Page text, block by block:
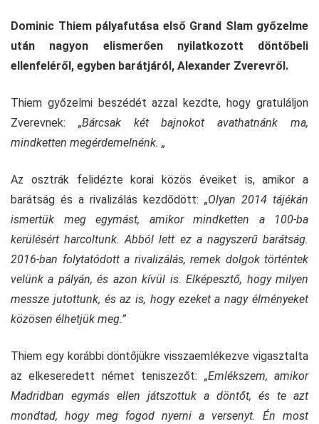
Dominic Thiem pályafutása első Grand Slam győzelme
után nagyon elismerően nyilatkozott döntőbeli
ellenfeléről, egyben barátjáról, Alexander Zverevről.
Thiem győzelmi beszédét azzal kezdte, hogy gratuláljon
Zverevnek: „Bárcsak két bajnokot avathatnánk ma,
mindketten megérdemelnénk. „
Az osztrák felidézte korai közös éveiket is, amikor a
barátság és a rivalizálás kezdődött: „Olyan 2014 tájékán
ismertük meg egymást, amikor mindketten a 100-ba
kerülésért harcoltunk. Abból lett ez a nagyszerű barátság.
2016-ban folytatódott a rivalizálás, remek dolgok történtek
velünk a pályán, és azon kívül is. Elképesztő, hogy milyen
messze jutottunk, és az is, hogy ezeket a nagy élményeket
közösen élhetjük meg.”
Thiem egy korábbi döntőjükre visszaemlékezve vigasztalta
az elkeseredett német teniszezőt: „Emlékszem, amikor
Madridban egymás ellen játszottuk a döntőt, és te azt
mondtad, hogy meg fogod nyerni a versenyt. Én most